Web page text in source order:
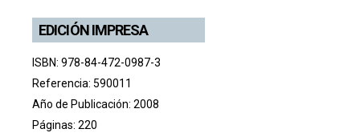
EDICIÓN IMPRESA
ISBN: 978-84-472-0987-3
Referencia: 590011
Año de Publicación: 2008
Páginas: 220